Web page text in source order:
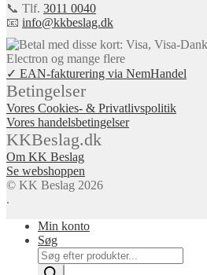
📞 Tlf. 3011 0040
📧 info@kkbeslag.dk
✓ EAN-fakturering via NemHandel
Betingelser
Vores Cookies- & Privatlivspolitik
Vores handelsbetingelser
KKBeslag.dk
Om KK Beslag
Se webshoppen
© KK Beslag 2026
.
Min konto
Søg
Products
search